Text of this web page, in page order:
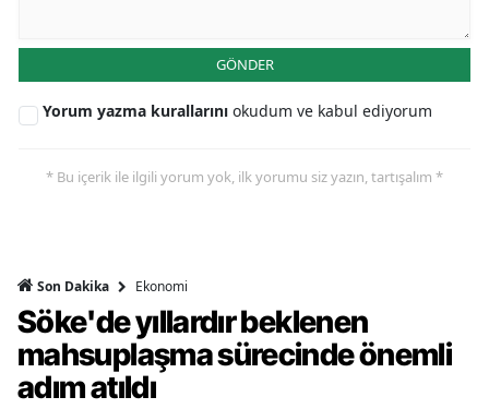
GÖNDER
Yorum yazma kurallarını okudum ve kabul ediyorum
* Bu içerik ile ilgili yorum yok, ilk yorumu siz yazın, tartışalım *
Son Dakika Ekonomi
Söke'de yıllardır beklenen
mahsuplaşma sürecinde önemli
adım atıldı